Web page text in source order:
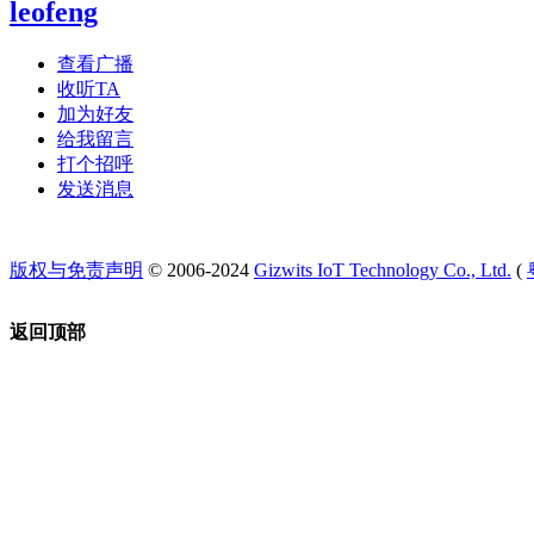
leofeng
查看广播
收听TA
加为好友
给我留言
打个招呼
发送消息
版权与免责声明 © 2006-2024 Gizwits IoT Technology Co., Ltd. (
返回顶部